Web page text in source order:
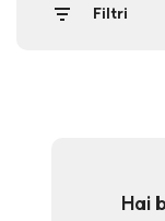
Filtri
Hai